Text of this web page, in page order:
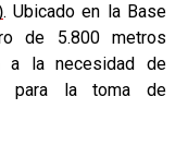
. Ubicado en la Base
de 5.800 metros
a la necesidad de
para la toma de